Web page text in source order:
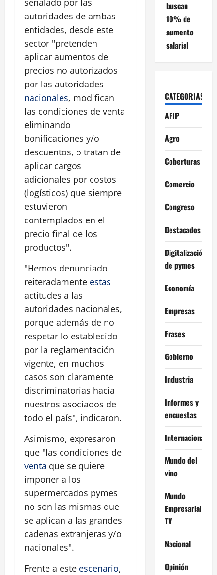
señalado por las
autoridades de ambas
entidades, desde este
sector "pretenden
aplicar aumentos de
precios no autorizados
por las autoridades
nacionales, modifican
las condiciones de venta
eliminando
bonificaciones y/o
descuentos, o tratan de
aplicar cargos
adicionales por costos
(logísticos) que siempre
estuvieron
contemplados en el
precio final de los
productos".
"Hemos denunciado
reiteradamente estas
actitudes a las
autoridades nacionales,
porque además de no
respetar lo establecido
por la reglamentación
vigente, en muchos
casos son claramente
discriminatorias hacia
nuestros asociados de
todo el país", indicaron.
Asimismo, expresaron
que "las condiciones de
venta que se quiere
imponer a los
supermercados pymes
no son las mismas que
se aplican a las grandes
cadenas extranjeras y/o
nacionales".
Frente a este escenario,
buscan
10% de
aumento
salarial
CATEGORIAS
AFIP
Agro
Coberturas
Comercio
Congreso
Destacados
Digitalización
de pymes
Economía
Empresas
Frases
Gobierno
Industria
Informes y
encuestas
Internacional
Mundo del
vino
Mundo
Empresarial
TV
Nacional
Opinión